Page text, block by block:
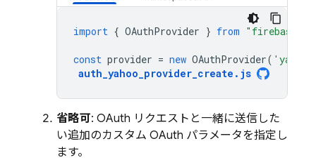
import { OAuthProvider } from "firebase/
const provider = new OAuthProvider(
auth_yahoo_provider_create . js
省略可: OAuth リクエストと一緒に送信した
い追加のカスタム OAuth パラメータを指定し
ます。